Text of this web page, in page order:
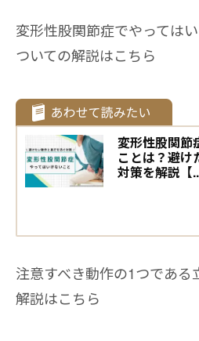
変形性股関節症でやっては
ついての解説はこちら
変形性股関節
ことは？避け
対策を解説【
注意すべき動作の1つである
解説はこちら